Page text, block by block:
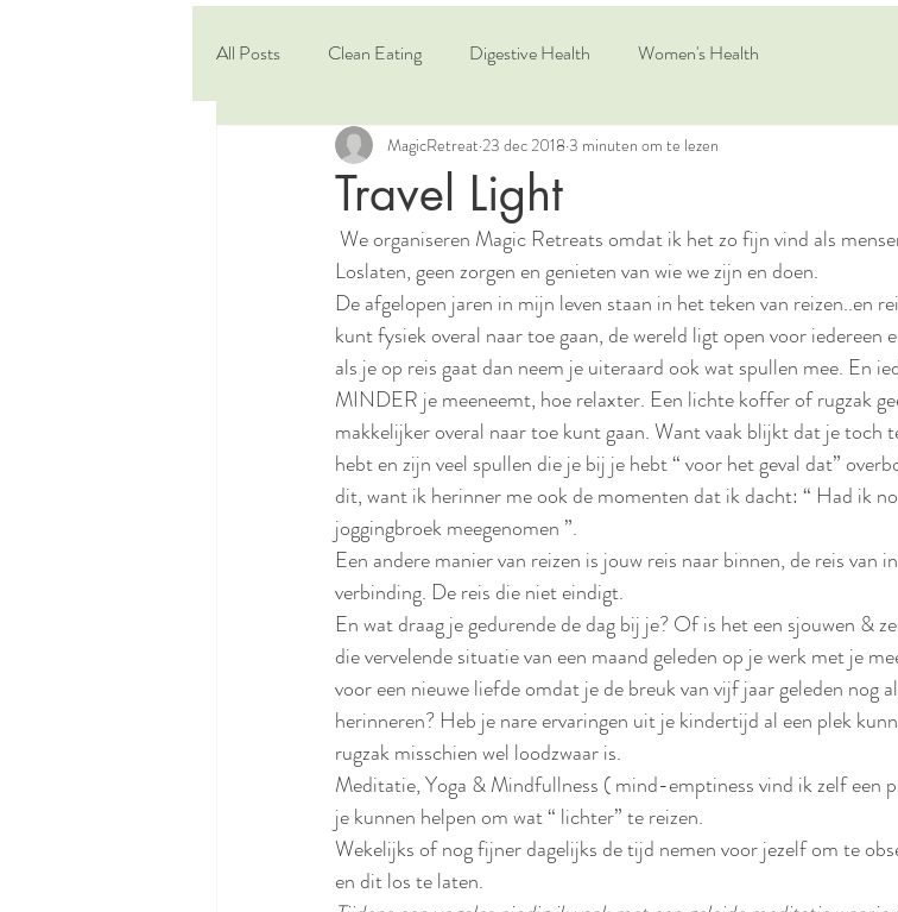
All Posts Clean Eating Digestive Health Women's Health
Travel Light
MagicRetreat 23 dec 2018 3 minuten om te lezen
Loslaten, geen zorgen en genieten van wie we zijn en doen.
De afgelopen jaren in mijn leven staan in het teken van reizen..en
kunt fysiek overal naar toe gaan, de wereld ligt open voor iedereen
als je op reis gaat dan neem je uiteraard ook wat spullen mee. En
MINDER je meeneemt, hoe relaxter. Een lichte koffer of rugzak
makkelijker overal naar toe kunt gaan. Want vaak blijkt dat je toch
hebt en zijn veel spullen die je bij je hebt “ voor het geval dat”
dit, want ik herinner me ook de momenten dat ik dacht: “ Had ik
joggingbroek meegenomen ”.
Een andere manier van reizen is jouw reis naar binnen, de reis van
verbinding. De reis die niet eindigt.
En wat draag je gedurende de dag bij je? Of is het een sjouwen &
die vervelende situatie van een maand geleden op je werk met je
voor een nieuwe liefde omdat je de breuk van vijf jaar geleden nog
herinneren? Heb je nare ervaringen uit je kindertijd al een plek
rugzak misschien wel loodzwaar is.
Meditatie, Yoga & Mindfullness ( mind-emptiness vind ik zelf een
je kunnen helpen om wat “ lichter” te reizen.
Wekelijks of nog fijner dagelijks de tijd nemen voor jezelf om te
en dit los te laten.